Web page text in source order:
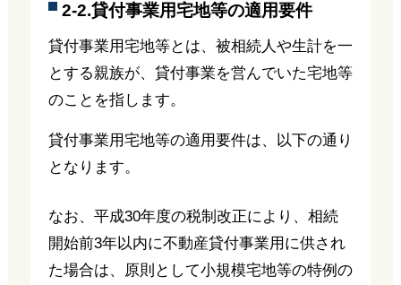
2-2.貸付事業用宅地等の適用要件
貸付事業用宅地等とは、被相続人や生計を一
とする親族が、貸付事業を営んでいた宅地等
のことを指します。
貸付事業用宅地等の適用要件は、以下の通り
となります。
なお、平成30年度の税制改正により、相続
開始前3年以内に不動産貸付事業用に供され
た場合は、原則として小規模宅地等の特例の